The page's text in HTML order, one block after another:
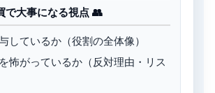
で大事になる視点 👥
しているか（役割の全体像）
怖がっているか（反対理由・リス